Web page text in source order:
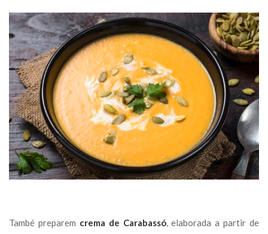
També preparem crema de Carabassó, elaborada a partir de